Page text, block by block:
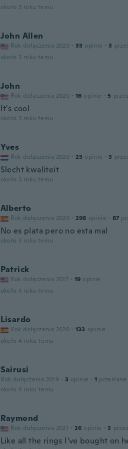
około 3 roku temu
John Allen
Rok dołączenia 2020 · 33 opinie · 3
około 3 roku temu
John
Rok dołączenia 2020 · 16 opinie · 5
It's cool
około 3 roku temu
Yves
Rok dołączenia 2020 · 23 opinie · 3
Slecht kwaliteit
około 3 roku temu
Alberto
Rok dołączenia 2020 · 298 opinie · 87
No es plata pero no esta mal
około 3 roku temu
Patrick
Rok dołączenia 2017 · 19 opinie
około 3 roku temu
Lisardo
Rok dołączenia 2020 · 133 opinie
około 4 roku temu
Sairusi
Rok dołączenia 2019 · 3 opinie · 1 przesłane
około 4 roku temu
Raymond
Rok dołączenia 2021 · 26 opinie · 3
Like all the rings I've bought on